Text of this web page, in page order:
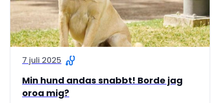
7 juli 2025
Min hund andas snabbt! Borde jag
oroa mig?